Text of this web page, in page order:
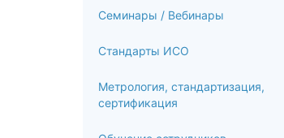
Семинары / Вебинары
Стандарты ИСО
Метрология, стандартизация,
сертификация